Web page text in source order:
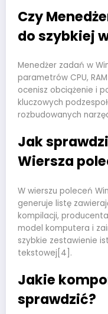
Czy
do szybkiej
Menedżer zadań w
parametrów CPU,
ocenisz obciążenie i
kluczowych
rozbudowanych
Jak
Wiersza
W wierszu poleceń
generuje listę
kompilacji, producenta
model komputera i
szybkie zestawienie
tekstowej[4].
Jakie
sprawdzić?